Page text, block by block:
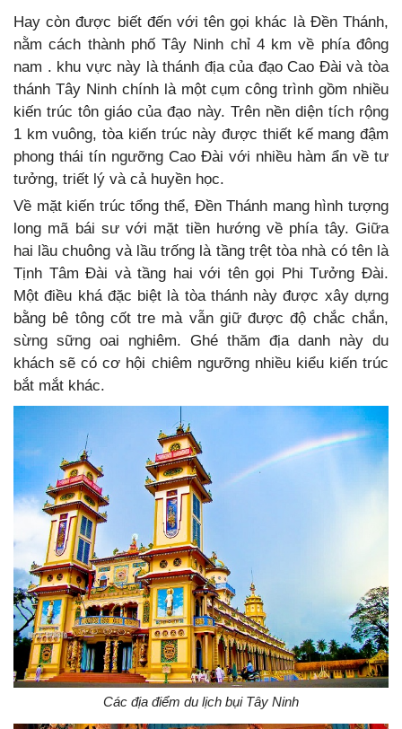
Hay còn được biết đến với tên gọi khác là Đền Thánh,
nằm cách thành phố Tây Ninh chỉ 4 km về phía đông
nam . khu vực này là thánh địa của đạo Cao Đài và tòa
thánh Tây Ninh chính là một cụm công trình gồm nhiều
kiến trúc tôn giáo của đạo này. Trên nền diện tích rộng
1 km vuông, tòa kiến trúc này được thiết kế mang đậm
phong thái tín ngưỡng Cao Đài với nhiều hàm ẩn về tư
tưởng, triết lý và cả huyền học.
Về mặt kiến trúc tổng thể, Đền Thánh mang hình tượng
long mã bái sư với mặt tiền hướng về phía tây. Giữa
hai lầu chuông và lầu trống là tầng trệt tòa nhà có tên là
Tịnh Tâm Đài và tầng hai với tên gọi Phi Tưởng Đài.
Một điều khá đặc biệt là tòa thánh này được xây dựng
bằng bê tông cốt tre mà vẫn giữ được độ chắc chắn,
sừng sững oai nghiêm. Ghé thăm địa danh này du
khách sẽ có cơ hội chiêm ngưỡng nhiều kiểu kiến trúc
bắt mắt khác.
Các địa điểm du lịch bụi Tây Ninh